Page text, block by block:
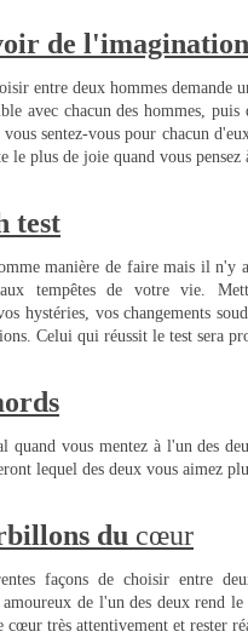
de l'imagination
entre deux hommes demande
avec chacun des hommes,
sentez-vous pour chacun
le plus de joie quand vous
test
manière de faire mais il n'y
tempêtes de votre vie.
hystéries, vos changements
Celui qui réussit le test sera
quand vous mentez à l'un des
lequel des deux vous aimez
du cœur
façons de choisir entre
de l'un des deux rend
très attentivement et rester